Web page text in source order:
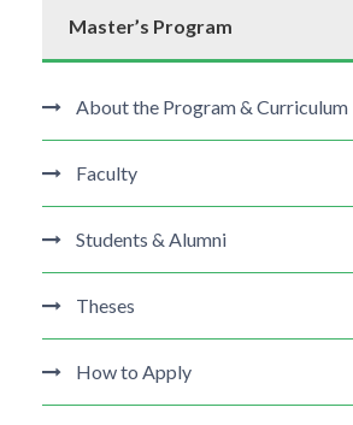
Master’s Program
About the Program & Curriculum
Faculty
Students & Alumni
Theses
How to Apply